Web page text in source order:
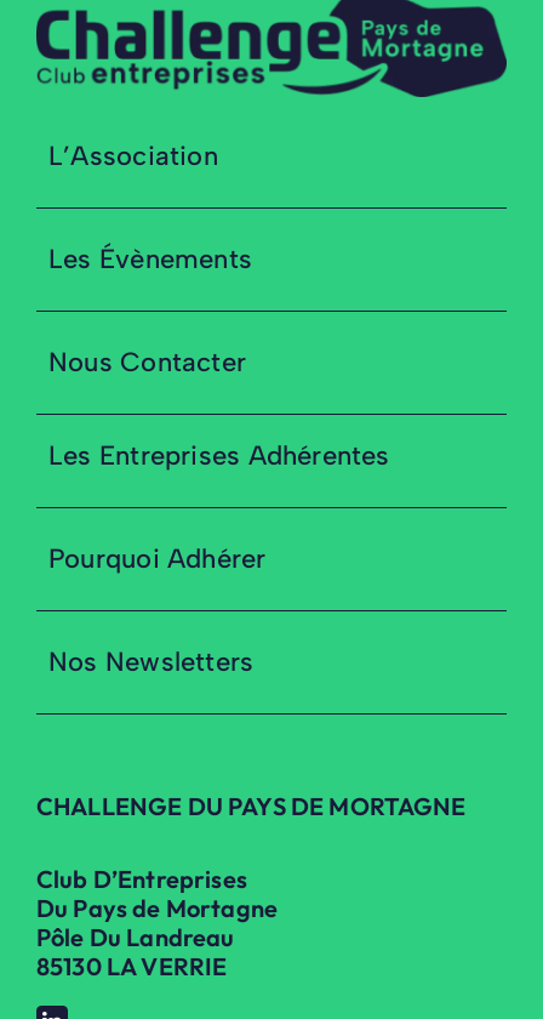
L’Association
Les Évènements
Nous Contacter
Les Entreprises Adhérentes
Pourquoi Adhérer
Nos Newsletters
CHALLENGE DU PAYS DE MORTAGNE
Club D’Entreprises
Du Pays de Mortagne
Pôle Du Landreau
85130 LA VERRIE